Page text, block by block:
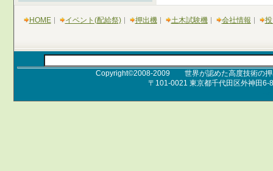
HOME イベント(配給祭) 押出機 土木試験機 会社情報
Copyright©2008-2009 世界が認めた高度技術の押
〒101-0021 東京都千代田区外